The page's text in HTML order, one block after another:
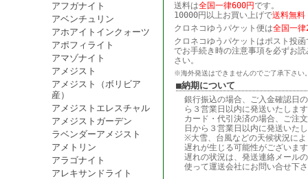
アフガナイト
アベンチュリン
アホアイトインクォーツ
アポフィライト
アマゾナイト
アメジスト
アメジスト（ボリビア
産）
アメジストエレスチャル
アメジストガーデン
ラベンダーアメジスト
アメトリン
アラゴナイト
アレキサンドライト
送料は全国一律600円です。
10000円以上お買い上げで送料無料
クロネコゆうパケット便は全国一律
クロネコゆうパケットはポスト投
でお手続き時の注意事項を必ずお
さい。
※海外発送はできませんのでご了承下さい
■納期について
銀行振込の場合、ご入金確認日
ら３営業日以内に発送いたしま
カード・代引決済の場合、ご注
日から３営業日以内に発送いた
※大雪、台風などの天候状況に
遅れが生じる可能性がございま
遅れの状況は、発送連絡メール
使って運送会社にお問い合せ下